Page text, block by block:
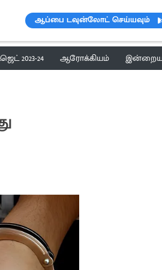
ஆப்பை டவுன்லோட் செய்யவும்
2023-24 ஆரோக்கியம் இன்றைய